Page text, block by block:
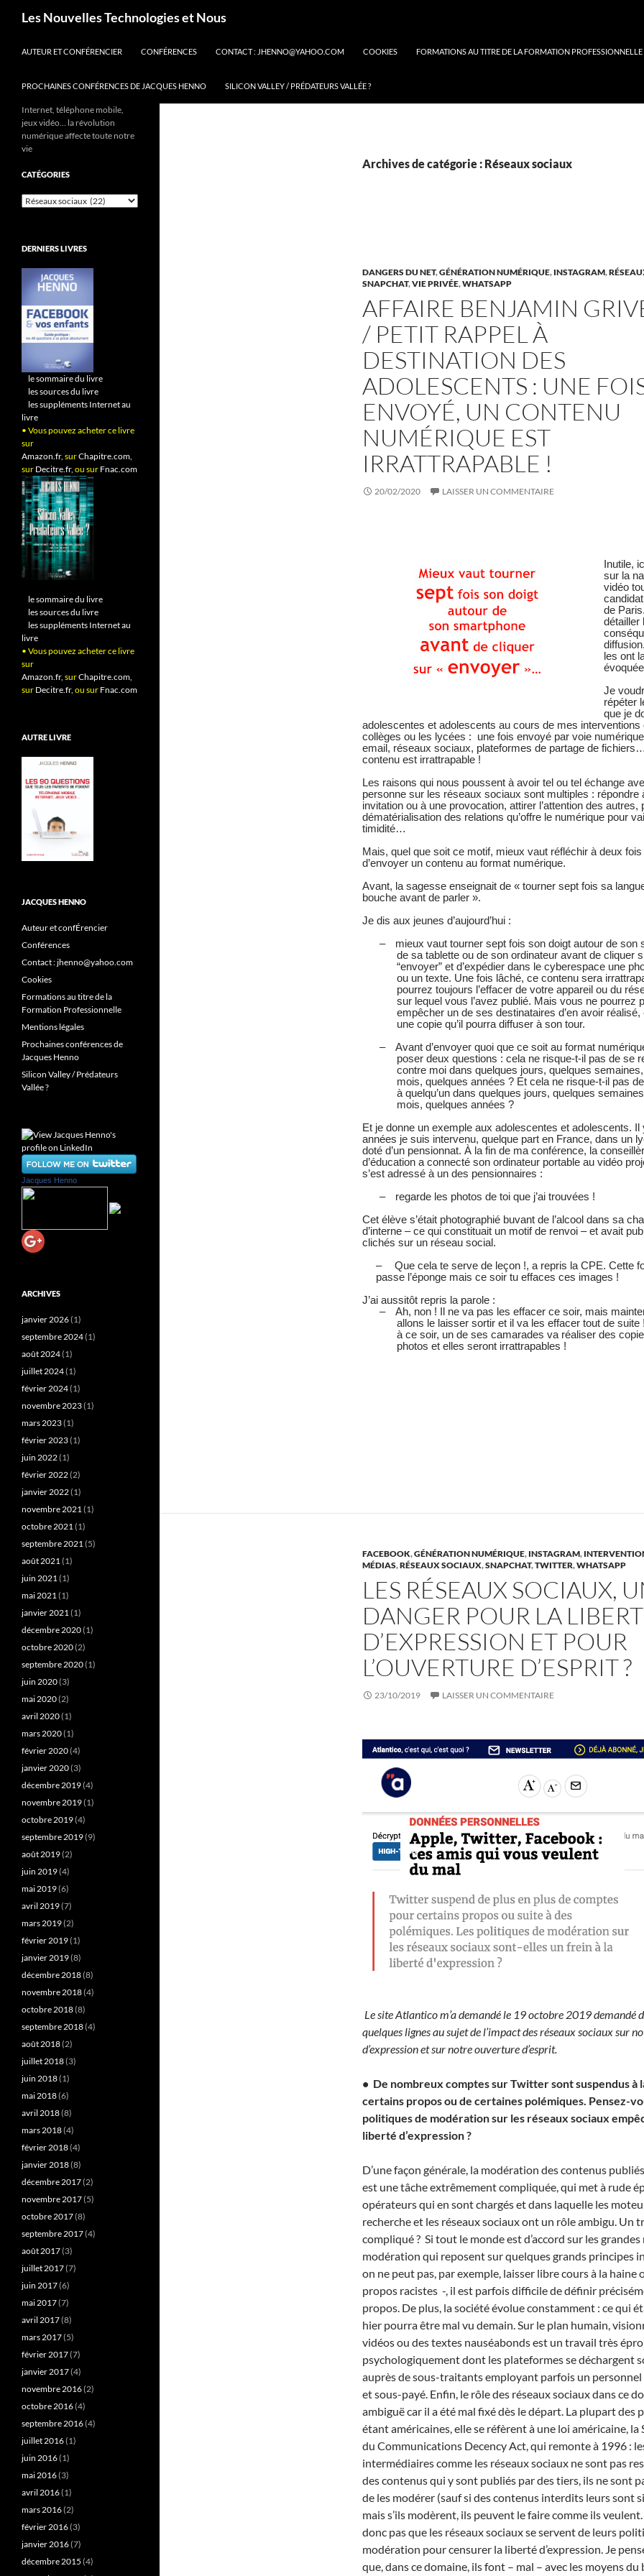
Les Nouvelles Technologies et Nous
AUTEUR ET CONFÉRENCIER CONFÉRENCES CONTACT : JHENNO@YAHOO.COM COOKIES FORMATIONS AU TITRE DE LA FORMATION PROFESSIONNELLE
PROCHAINES CONFÉRENCES DE JACQUES HENNO SILICON VALLEY / PRÉDATEURS VALLÉE ?
Archives de catégorie : Réseaux sociaux
DANGERS DU NET,GÉNÉRATION NUMÉRIQUE, INSTAGRAM,
SNAPCHAT,VIE PRIVÉE,WHATSAPP
AFFAIRE BENJAMIN
/ PETIT RAPPEL À
DESTINATION DES
ADOLESCENTS : UNE
ENVOYÉ, UN CONTENU
NUMÉRIQUE EST
IRRATTRAPABLE !
20/02/2020 LAISSER UN COMMENTAIRE
nutile,
sur la
vidéo
de
détailler
les ont
Je
répéter
que je
adolescentes et adolescents au cours de mes interventions
collèges ou les lycées : une fois envoyé par voie
email, réseaux sociaux, plateformes de partage de
contenu est irrattrapable !
Les raisons qui nous poussent à avoir tel ou tel échange
personne sur les réseaux sociaux sont multiples : répondre
invitation ou à une provocation, attirer l’attention des autres,
dématérialisation des relations qu’offre le numérique pour
timidité…
Mais, quel que soit ce motif, mieux vaut réfléchir à deux
d’envoyer un contenu au format numérique.
Avant, la sagesse enseignait de « tourner sept fois sa
bouche avant de parler ».
Je dis aux jeunes d’aujourd’hui :
–
mieux vaut tourner sept fois son doigt autour de son
de sa tablette ou de son ordinateur avant de cliquer
“envoyer” et d’expédier dans le cyberespace une
ou un texte. Une fois lâché, ce contenu sera
pourrez toujours l’effacer de votre appareil ou du
sur lequel vous l’avez publié. Mais vous ne pourrez
empêcher un de ses destinataires d’en avoir
une copie qu’il pourra diffuser à son tour.
–
Avant d’envoyer quoi que ce soit au format
poser deux questions : cela ne risque-t-il pas de se
contre moi dans quelques jours, quelques
mois, quelques années ? Et cela ne risque-t-il pas
à quelqu’un dans quelques jours, quelques
mois, quelques années ?
Et je donne un exemple aux adolescentes et adolescents. Il
années je suis intervenu, quelque part en France, dans un
doté d’un pensionnat. À la fin de ma conférence, la
d’éducation a connecté son ordinateur portable au vidéo
s’est adressé à un des pensionnaires :
–
regarde les photos de toi que j’ai trouvées !
Cet élève s’était photographié buvant de l’alcool dans sa
d’interne – ce qui constituait un motif de renvoi – et avait
clichés sur un réseau social.
–
Que cela te serve de leçon !, a repris la CPE. Cette
passe l’éponge mais ce soir tu effaces ces images !
J’ai aussitôt repris la parole :
–
Ah, non ! Il ne va pas les effacer ce soir, mais
allons le laisser sortir et il va les effacer tout de suite
à ce soir, un de ses camarades va réaliser des
photos et elles seront irrattrapables !
FACEBOOK,GÉNÉRATION NUMÉRIQUE, INSTAGRAM,
MÉDIAS,RÉSEAUX SOCIAUX,SNAPCHAT,TWITTER,WHATSAPP
LES RÉSEAUX SOCIAUX,
DANGER POUR LA
D’EXPRESSION ET POUR
L’OUVERTURE D’ESPRIT ?
23/10/2019 LAISSER UN COMMENTAIRE
Le site Atlantico m’a demandé le 19 octobre 2019 demandé
quelques lignes au sujet de l’impact des réseaux sociaux sur
d’expression et sur notre ouverture d’esprit.
• De nombreux comptes sur Twitter sont suspendus à
certains propos ou de certaines polémiques. Pensez-
politiques de modération sur les réseaux sociaux
liberté d’expression ?
D’une façon générale, la modération des contenus
est une tâche extrêmement compliquée, qui met à rude
opérateurs qui en sont chargés et dans laquelle les
recherche et les réseaux sociaux ont un rôle ambigu. Un
compliqué ? Si tout le monde est d’accord sur les grandes
modération qui reposent sur quelques grands principes
on ne peut pas, par exemple, laisser libre cours à la haine
propos racistes -, il est parfois difficile de définir
propos. De plus, la société évolue constamment : ce qui
hier pourra être mal vu demain. Sur le plan humain,
vidéos ou des textes nauséabonds est un travail très
psychologiquement dont les plateformes se déchargent
auprès de sous-traitants employant parfois un
et sous-payé. Enfin, le rôle des réseaux sociaux dans ce
ambiguë car il a été mal fixé dès le départ. La plupart des
étant américaines, elle se réfèrent à une loi américaine, la
du Communications Decency Act, qui remonte à 1996 :
intermédiaires comme les réseaux sociaux ne sont pas
des contenus qui y sont publiés par des tiers, ils ne sont
de les modérer (sauf si des contenus interdits leurs sont
mais s’ils modèrent, ils peuvent le faire comme ils
donc pas que les réseaux sociaux se servent de leurs
modération pour censurer la liberté d’expression. Je
que, dans ce domaine, ils font – mal – avec les moyens du
Internet, téléphone mobile,
jeux vidéo… la révolution
numérique affecte toute notre
vie
CATÉGORIES
Catégories
DERNIERS LIVRES
le sommaire du livre
les sources du livre
les suppléments Internet au
livre
• Vous pouvez acheter ce livre
sur
Amazon.fr, surChapitre.com,
sur Decitre.fr, ou sur Fnac.com
le sommaire du livre
les sources du livre
les suppléments Internet au
livre
• Vous pouvez acheter ce livre
sur
Amazon.fr, surChapitre.com,
sur Decitre.fr, ou sur Fnac.com
AUTRE LIVRE
JACQUES HENNO
Auteur et confÉrencier
Conférences
Contact : jhenno@yahoo.com
Cookies
Formations au titre de la
Formation Professionnelle
Mentions légales
Prochaines conférences de
Jacques Henno
Silicon Valley / Prédateurs
Vallée ?
Jacques Henno
ARCHIVES
janvier 2026(1)
septembre 2024(1)
août 2024(1)
juillet 2024(1)
février 2024(1)
novembre 2023(1)
mars 2023(1)
février 2023(1)
juin 2022(1)
février 2022(2)
janvier 2022(1)
novembre 2021(1)
octobre 2021(1)
septembre 2021(5)
août 2021(1)
juin 2021(1)
mai 2021(1)
janvier 2021(1)
décembre 2020(1)
octobre 2020(2)
septembre 2020(1)
juin 2020(3)
mai 2020(2)
avril 2020(1)
mars 2020(1)
février 2020(4)
janvier 2020(3)
décembre 2019(4)
novembre 2019(1)
octobre 2019(4)
septembre 2019(9)
août 2019(2)
juin 2019(4)
mai 2019(6)
avril 2019(7)
mars 2019(2)
février 2019(1)
janvier 2019(8)
décembre 2018(8)
novembre 2018(4)
octobre 2018(8)
septembre 2018(4)
août 2018(2)
juillet 2018(3)
juin 2018(1)
mai 2018(6)
avril 2018(8)
mars 2018(4)
février 2018(4)
janvier 2018(8)
décembre 2017(2)
novembre 2017(5)
octobre 2017(8)
septembre 2017(4)
août 2017(3)
juillet 2017(7)
juin 2017(6)
mai 2017(7)
avril 2017(8)
mars 2017(5)
février 2017(7)
janvier 2017(4)
novembre 2016(2)
octobre 2016(4)
septembre 2016(4)
juillet 2016(1)
juin 2016(1)
mai 2016(3)
avril 2016(1)
mars 2016(2)
février 2016(3)
janvier 2016(7)
décembre 2015 (4)